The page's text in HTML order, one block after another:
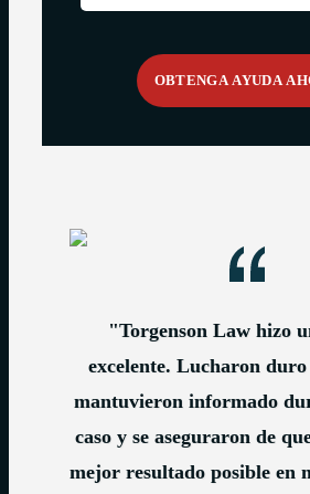
"Torgenson Law hizo
excelente. Lucharon
mantuvieron informado
caso y se aseguraron de
mejor resultado posible en